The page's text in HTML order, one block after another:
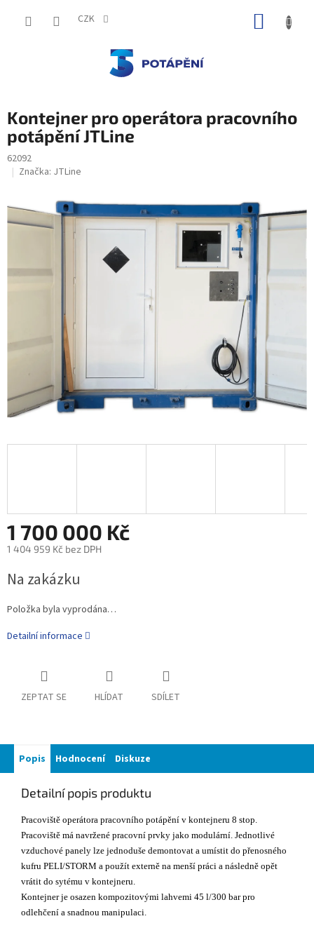
CZK
Kontejner pro operátora pracovního
potápění JTLine
62092
Značka: JTLine
1 700 000 Kč
1 404 959 Kč bez DPH
Na zakázku
Položka byla vyprodána…
Detailní informace
ZEPTAT SE HLÍDAT SDÍLET
Popis Hodnocení Diskuze
Detailní popis produktu
Pracoviště operátora pracovního potápění v kontejneru 8 stop.
Pracoviště má navržené pracovní prvky jako modulární. Jednotlivé
vzduchové panely lze jednoduše demontovat a umístit do přenosného
kufru PELI/STORM a použít externě na menší práci a následně opět
vrátit do sytému v kontejneru.
Kontejner je osazen kompozitovými lahvemi 45 l/300 bar pro
odlehčení a snadnou manipulaci.